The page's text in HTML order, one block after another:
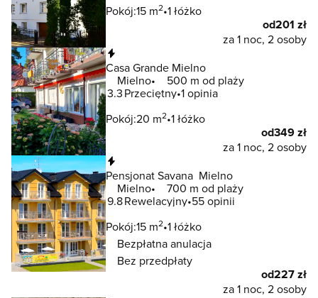
Pokój:15 m2 1 łóżko
od201 zł
za 1 noc, 2 osoby
Casa Grande Mielno
Mielno
500 m od plaży
3.3Przeciętny 1 opinia
Pokój:20 m2 1 łóżko
od349 zł
za 1 noc, 2 osoby
Pensjonat Savana Mielno
Mielno
700 m od plaży
9.8Rewelacyjny 55 opinii
Pokój:15 m2 1 łóżko
Bezpłatna anulacja
Bez przedpłaty
od227 zł
za 1 noc, 2 osoby